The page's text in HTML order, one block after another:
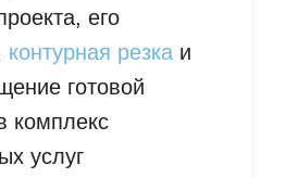
его
контурная резка и
готовой
комплекс
услуг